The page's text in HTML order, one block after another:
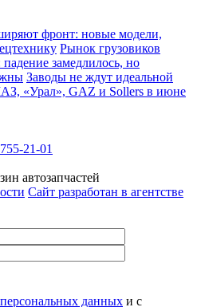
фронт: новые модели,
Рынок грузовиков
замедлилось, но
Заводы не ждут идеальной
«Урал», GAZ и Sollers в июне
21-01
автозапчастей
Сайт разработан в агентстве
данных и с